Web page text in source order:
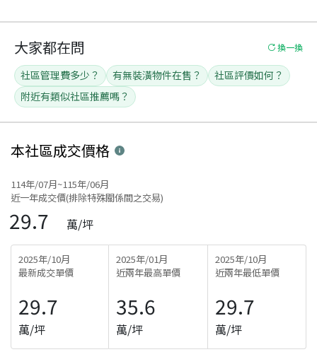
大家都在問 換一換
社區管理費多少？ 有無裝潢物件在售？
社區評價如何？
附近有類似社區推薦嗎？
本社區成交價格
114年/07月~115年/06月
近一年成交價(排除特殊關係間之交易)
29.7 萬/坪
2025年/10月
最新成交單價
29.7
萬/坪
2025年/01月
近兩年最高單價
35.6
萬/坪
2025年/10月
近兩年最低單價
29.7
萬/坪